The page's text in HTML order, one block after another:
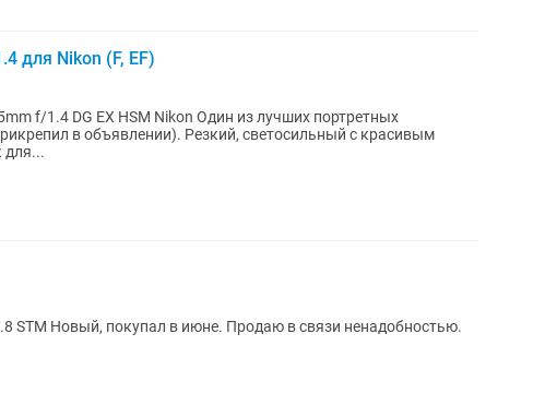
для Nikon (F, EF)
HSM Nikon Один из лучших портретных
в объявлении). Резкий, светосильный с красивым
для...
Объектив Canon RF 28mm f/2.8 STM Новый, покупал в июне. Продаю в связи ненадобностью.